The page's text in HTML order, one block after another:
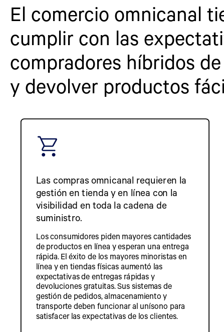
El comercio omnicanal
cumplir con las
compradores híbridos
y devolver productos
Las compras omnicanal requieren la
gestión en tienda y en línea con la
visibilidad en toda la cadena de
suministro.
Los consumidores piden mayores cantidades
de productos en línea y esperan una entrega
rápida. El éxito de los mayores minoristas en
línea y en tiendas físicas aumentó las
expectativas de entregas rápidas y
devoluciones gratuitas. Sus sistemas de
gestión de pedidos, almacenamiento y
transporte deben funcionar al unísono para
satisfacer las expectativas de los clientes.